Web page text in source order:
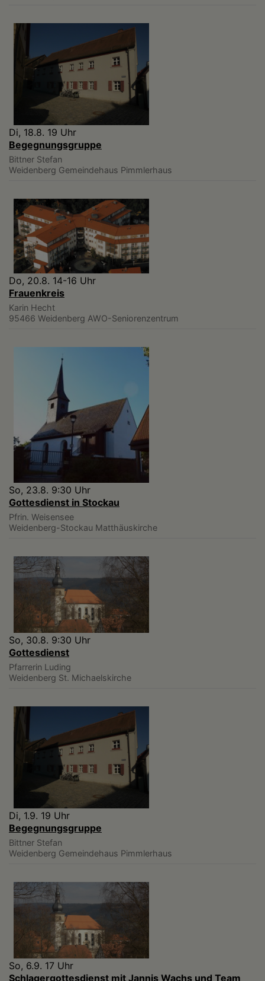
Di, 18.8. 19 Uhr
Begegnungsgruppe
Bittner Stefan
Weidenberg Gemeindehaus Pimmlerhaus
Do, 20.8. 14-16 Uhr
Frauenkreis
Karin Hecht
95466 Weidenberg AWO-Seniorenzentrum
So, 23.8. 9:30 Uhr
Gottesdienst in Stockau
Pfrin. Weisensee
Weidenberg-Stockau Matthäuskirche
So, 30.8. 9:30 Uhr
Gottesdienst
Pfarrerin Luding
Weidenberg St. Michaelskirche
Di, 1.9. 19 Uhr
Begegnungsgruppe
Bittner Stefan
Weidenberg Gemeindehaus Pimmlerhaus
So, 6.9. 17 Uhr
Schlagergottesdienst mit Jannis Wachs und Team